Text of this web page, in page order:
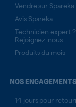
Vendre sur Spareka
Avis Spareka
Technicien expert ?
Rejoignez-nous
Produits du mois
NOS ENGAGEMENTS
14 jours pour